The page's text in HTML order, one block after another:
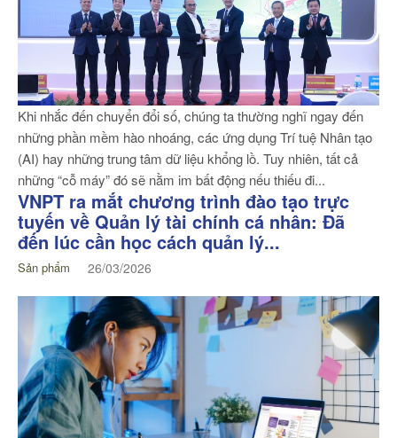
Khi nhắc đến chuyển đổi số, chúng ta thường nghĩ ngay đến
những phần mềm hào nhoáng, các ứng dụng Trí tuệ Nhân tạo
(AI) hay những trung tâm dữ liệu khổng lồ. Tuy nhiên, tất cả
những “cỗ máy” đó sẽ nằm im bất động nếu thiếu đi...
VNPT ra mắt chương trình đào tạo trực
tuyến về Quản lý tài chính cá nhân: Đã
đến lúc cần học cách quản lý...
Sản phẩm 26/03/2026